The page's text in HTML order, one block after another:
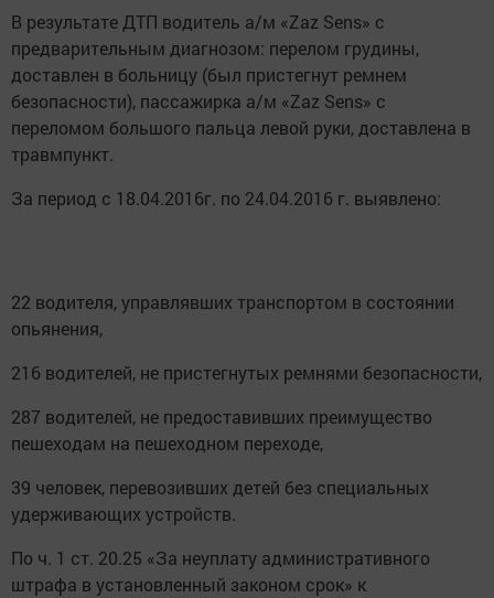
В результате ДТП водитель а/м «Zaz Sens» с
предварительным диагнозом: перелом грудины,
доставлен в больницу (был пристегнут ремнем
безопасности), пассажирка а/м «Zaz Sens» с
переломом большого пальца левой руки, доставлена в
травмпункт.
За период с 18.04.2016г. по 24.04.2016 г. выявлено:
22 водителя, управлявших транспортом в состоянии
опьянения,
216 водителей, не пристегнутых ремнями безопасности,
287 водителей, не предоставивших преимущество
пешеходам на пешеходном переходе,
39 человек, перевозивших детей без специальных
удерживающих устройств.
По ч. 1 ст. 20.25 «За неуплату административного
штрафа в установленный законом срок» к